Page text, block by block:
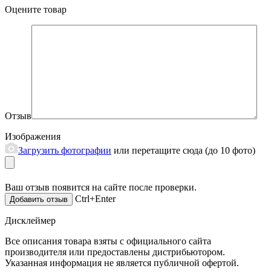
Оцените товар
Отзыв
Изображения
Загрузить фотографии или перетащите сюда (до 10 фото)
Ваш отзыв появится на сайте после проверки.
Ctrl+Enter
Дисклеймер
Все описания товара взяты с официального сайта
производителя или предоставлены дистрибьютором.
Указанная информация не является публичной офертой.